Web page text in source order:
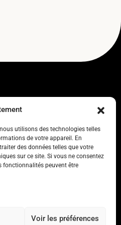
utilisons des technologies telles
de votre appareil. En
des données telles que votre
sur ce site. Si vous ne consentez
fonctionnalités peuvent être
Voir les préférences
Lien vers
Lien